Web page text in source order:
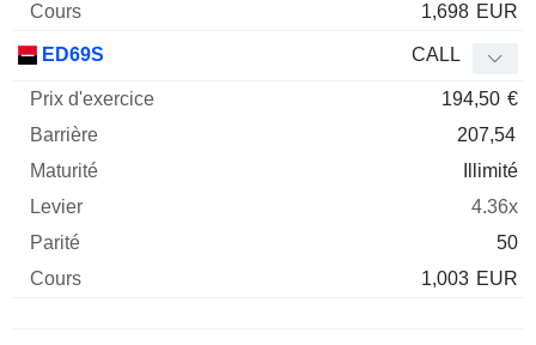
1,698 EUR
ED69S CALL
194,50 €
207,54
Illimité
4.36x
50
1,003 EUR